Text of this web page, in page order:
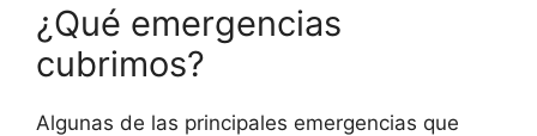
¿Qué emergencias
cubrimos?
Algunas de las principales emergencias que